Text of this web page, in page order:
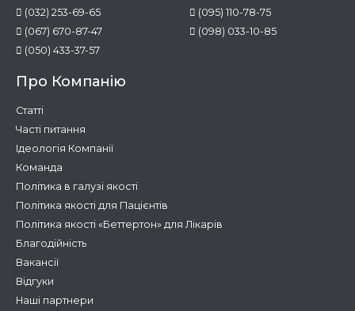
(032) 253-69-65
(067) 670-87-47
(050) 433-37-57
(095) 110-78-75
(098) 033-10-85
Про Компанію
Статті
Часті питання
Ідеологія Компанії
Команда
Політика в галузі якості
Політика якості для Пацієнтів
Політика якості «Беттертон» для Лікарів
Благодійність
Вакансії
Відгуки
Наші партнери